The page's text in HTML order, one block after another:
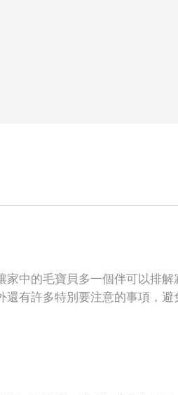
中的毛寶貝多一個伴可以排解
有許多特別要注意的事項，避